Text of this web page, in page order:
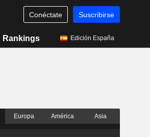
Conéctate Suscribirse
Rankings Edición España
Europa América Asia